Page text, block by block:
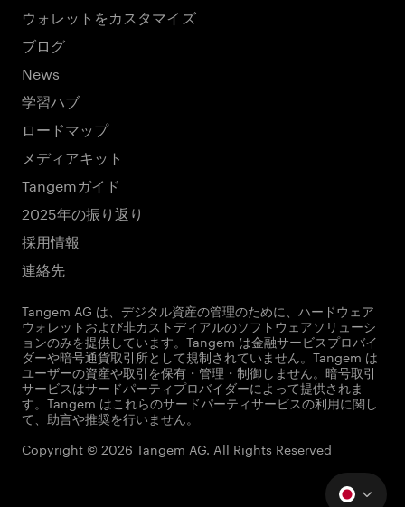
ウォレットをカスタマイズ
ブログ
News
学習ハブ
ロードマップ
メディアキット
Tangemガイド
2025年の振り返り
採用情報
連絡先
Tangem AG は、デジタル資産の管理のために、ハードウェア
ウォレットおよび非カストディアルのソフトウェアソリューシ
ョンのみを提供しています。Tangem は金融サービスプロバイ
ダーや暗号通貨取引所として規制されていません。Tangem は
ユーザーの資産や取引を保有・管理・制御しません。暗号取引
サービスはサードパーティプロバイダーによって提供されま
す。Tangem はこれらのサードパーティサービスの利用に関し
て、助言や推奨を行いません。